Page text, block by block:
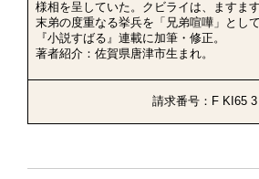
様相を呈していた。クビライは、ますま
末弟の度重なる挙兵を「兄弟喧嘩」とし
『小説すばる』連載に加筆・修正。
著者紹介：佐賀県唐津市生まれ。
請求番号：F KI65 3